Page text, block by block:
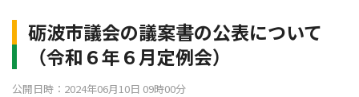
砺波市議会の議案書の公表について
（令和６年６月定例会）
公開日時：2024年06月10日 09時00分